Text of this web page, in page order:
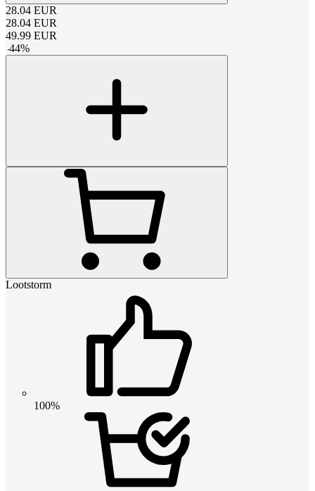
28.04 EUR
28.04 EUR
49.99 EUR
-44%
Lootstorm
100%